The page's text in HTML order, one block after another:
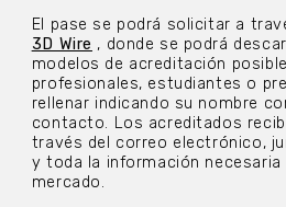
El pase se podrá solicitar a
3D Wire , donde se podrá
modelos de acreditación
profesionales, estudiantes o
rellenar indicando su nombre
contacto. Los acreditados
través del correo electrónico,
y toda la información necesaria
mercado.